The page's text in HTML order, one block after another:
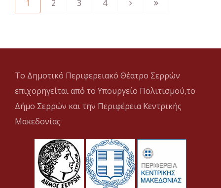
1 2 3 4
Το Δημοτικό Περιφερειακό Θέατρο Σερρών
επιχορηγείται από το Υπουργείο Πολιτισμού,το
Δήμο Σερρών και την Περιφέρεια Κεντρικής
Μακεδονίας